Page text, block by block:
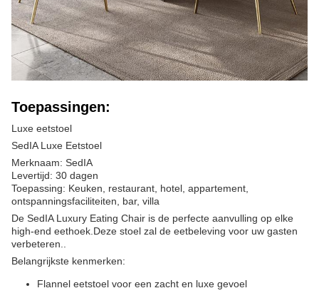
Toepassingen:
Luxe eetstoel
SedIA Luxe Eetstoel
Merknaam: SedIA
Levertijd: 30 dagen
Toepassing: Keuken, restaurant, hotel, appartement,
ontspanningsfaciliteiten, bar, villa
De SedIA Luxury Eating Chair is de perfecte aanvulling op elke
high-end eethoek.Deze stoel zal de eetbeleving voor uw gasten
verbeteren..
Belangrijkste kenmerken:
Flannel eetstoel voor een zacht en luxe gevoel